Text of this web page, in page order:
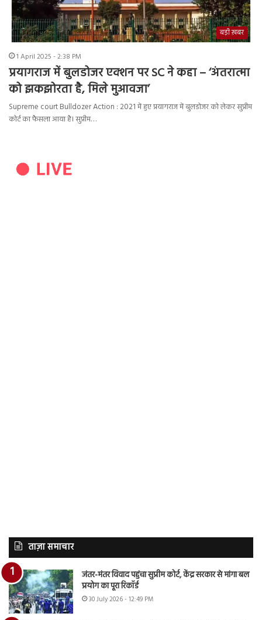
बड़ी ख़बर
1 April 2025 - 2:38 PM
प्रयागराज में बुलडोजर एक्शन पर SC ने कहा – ‘अंतरात्मा
को झकझोरता है, मिले मुआवजा’
Supreme court Bulldozer Action : 2021 में हुए प्रयागराज में बुलडोजर को लेकर सुप्रीम
कोर्ट का फैसला आया है। सुप्रीम…
ताज़ा समाचार
जंतर-मंतर विवाद पहुंचा सुप्रीम कोर्ट, केंद्र सरकार से मांगा बल
प्रयोग का पूरा रिकॉर्ड
30 July 2026 - 12:49 PM